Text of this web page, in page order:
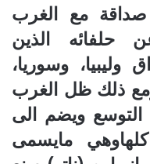
مع الغرب
الذين
وليبيا، وسوريا،
ومع ذلك ظل الغرب
ويضم الى
كلهاوهي مايسمى